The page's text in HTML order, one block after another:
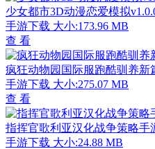
少女都市3D动漫恋爱模拟
手游下载 大小:173.96 MB
查 看
疯狂动物园国际服跑酷驯养新
手游下载 大小:275.07 MB
查 看
指挥官歌利亚汉化战争策略手
手游下载 大小:24.88 MB